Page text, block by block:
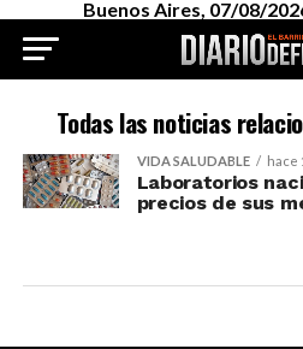
Buenos Aires, 07/08/
Todas las noticias
VIDA SALUDABLE hace
Laboratorios
precios de sus